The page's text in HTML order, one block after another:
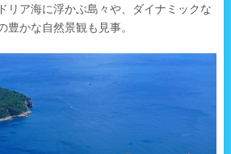
リア海に浮かぶ島々や、ダイナミックな
豊かな自然景観も見事。